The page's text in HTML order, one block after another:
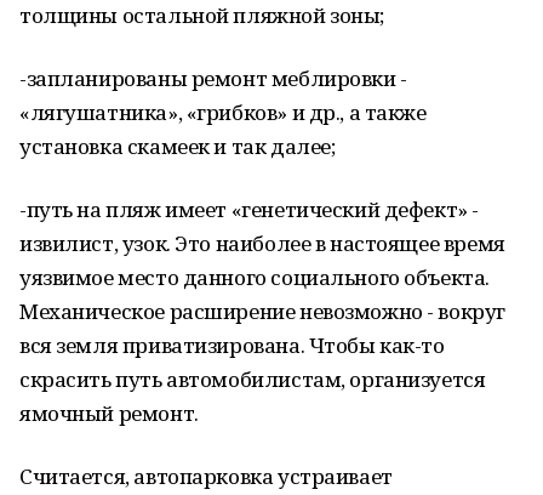
толщины остальной пляжной зоны;
-запланированы ремонт меблировки -
«лягушатника», «грибков» и др., а также
установка скамеек и так далее;
-путь на пляж имеет «генетический дефект» -
извилист, узок. Это наиболее в настоящее время
уязвимое место данного социального объекта.
Механическое расширение невозможно - вокруг
вся земля приватизирована. Чтобы как-то
скрасить путь автомобилистам, организуется
ямочный ремонт.
Считается, автопарковка устраивает